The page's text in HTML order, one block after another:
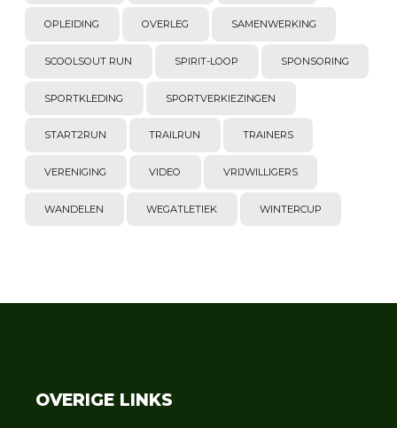
OPLEIDING OVERLEG SAMENWERKING
SCOOLSOUT RUN SPIRIT-LOOP SPONSORING
SPORTKLEDING SPORTVERKIEZINGEN
START2RUN TRAILRUN TRAINERS
VERENIGING VIDEO VRIJWILLIGERS
WANDELEN WEGATLETIEK WINTERCUP
OVERIGE LINKS